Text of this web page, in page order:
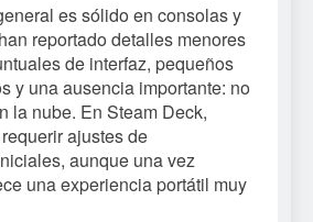
es sólido en consolas y
reportado detalles menores
de interfaz, pequeños
y una ausencia importante: no
la nube. En Steam Deck,
ajustes de
aunque una vez
una experiencia portátil muy